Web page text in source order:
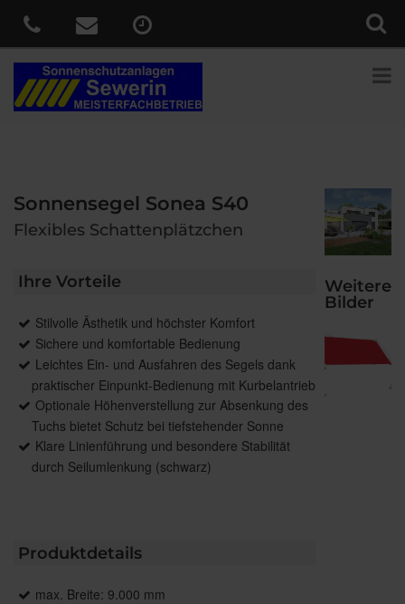
Sonnensegel Sonea S40
Flexibles Schattenplätzchen
Ihre Vorteile
Stilvolle Ästhetik und höchster Komfort
Sichere und komfortable Bedienung
Leichtes Ein- und Ausfahren des Segels dank
praktischer Einpunkt-Bedienung mit Kurbelantrieb
Optionale Höhenverstellung zur Absenkung des
Tuchs bietet Schutz bei tiefstehender Sonne
Klare Linienführung und besondere Stabilität
durch Seilumlenkung (schwarz)
Produktdetails
max. Breite: 9.000 mm
Weitere
Bilder